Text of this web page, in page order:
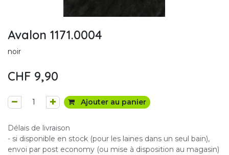
Avalon 1171.0004
noir
CHF 9,90
Ajouter au panier
Délais de livraison
- si disponible en stock (pour les laines dans un seul bain),
envoi par post economy (ou mise à disposition au magasin)